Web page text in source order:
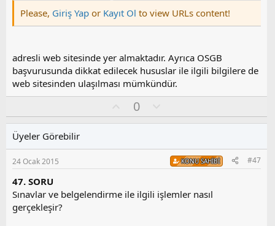
Please, Giriş Yap or Kayıt Ol to view URLs content!
adresli web sitesinde yer almaktadır. Ayrıca OSGB
başvurusunda dikkat edilecek hususlar ile ilgili bilgilere de
web sitesinden ulaşılması mümkündür.
y
0
l
s
u
o
y
Üyeler Görebilir
24 Ocak 2015 KONU SAHIBI #47
47. SORU
Sınavlar ve belgelendirme ile ilgili işlemler nasıl
gerçekleşir?